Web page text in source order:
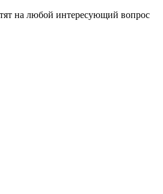
на любой интересующий вопрос